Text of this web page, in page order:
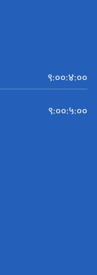
९:००:४:००
९:००:५:००